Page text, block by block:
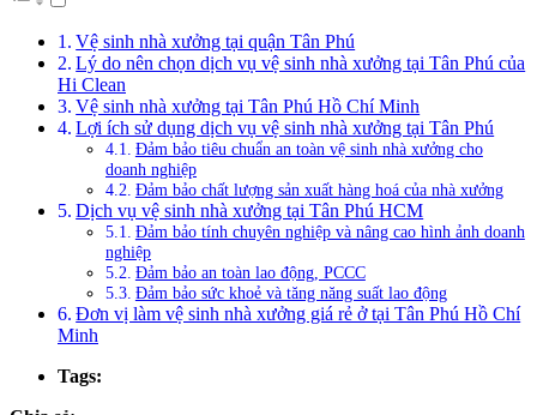
Vệ sinh nhà xưởng tại quận Tân Phú
Lý do nên chọn dịch vụ vệ sinh nhà xưởng tại Tân Phú của
Hi Clean
Vệ sinh nhà xưởng tại Tân Phú Hồ Chí Minh
Lợi ích sử dụng dịch vụ vệ sinh nhà xưởng tại Tân Phú
Đảm bảo tiêu chuẩn an toàn vệ sinh nhà xưởng cho
doanh nghiệp
Đảm bảo chất lượng sản xuất hàng hoá của nhà xưởng
Dịch vụ vệ sinh nhà xưởng tại Tân Phú HCM
Đảm bảo tính chuyên nghiệp và nâng cao hình ảnh doanh
nghiệp
Đảm bảo an toàn lao động, PCCC
Đảm bảo sức khoẻ và tăng năng suất lao động
Đơn vị làm vệ sinh nhà xưởng giá rẻ ở tại Tân Phú Hồ Chí
Minh
Tags: